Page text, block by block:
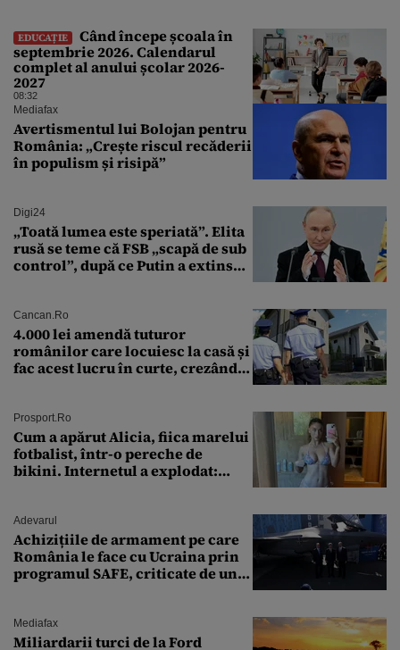
EDUCAȚIE
Când începe școala în
septembrie 2026. Calendarul
complet al anului școlar 2026-
2027
08:32
Mediafax
Avertismentul lui Bolojan pentru
România: „Crește riscul recăderii
în populism și risipă”
Digi24
„Toată lumea este speriată”. Elita
rusă se teme că FSB „scapă de sub
control”, după ce Putin a extins
Cancan.ro
4.000 lei amendă tuturor
românilor care locuiesc la casă și
fac acest lucru în curte, crezând
Prosport.ro
Cum a apărut Alicia, fiica marelui
fotbalist, într-o pereche de
bikini. Internetul a explodat:
Adevarul
Achizițiile de armament pe care
România le face cu Ucraina prin
programul SAFE, criticate de un
Mediafax
Miliardarii turci de la Ford